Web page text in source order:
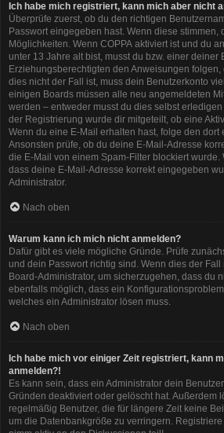
Ich habe mich registriert, kann mich aber nicht
Überprüfe zuerst, ob du den richtigen
Passwort eingegeben hast. Wenn diese stimmen,
Möglichkeiten. Wenn COPPA aktiviert ist und du
unter 13 Jahre alt bist, musst du bzw. einer deiner
Erziehungsberechtigten den Anweisungen
dies nicht der Fall ist, muss dein Benutzerkonto
einigen Boards müssen alle neu angemeldeten
werden – entweder musst du dies selbst
der Registrierung wurde dir mitgeteilt, ob eine
Wenn du eine E-Mail erhalten hast, folge den dort
Ansonsten prüfe, ob du deine E-Mail-Adresse
die E-Mail von einem Spam-Filter blockiert wurde.
dass deine E-Mail-Adresse korrekt eingegeben
Administrator.
Nach oben
Warum kann ich mich nicht anmelden?
Dafür gibt es viele mögliche Gründe. Prüfe
und dein Passwort richtig sind. Wenn dies der
Board-Administrator, um sicherzugehen, dass du
ebenfalls möglich, dass ein
welches ein Administrator lösen muss.
Nach oben
Ich habe mich vor einiger Zeit registriert, kann
anmelden?!
Es kann sein, dass ein Administrator dein
Gründen deaktiviert oder gelöscht hat. Außerdem
regelmäßig Benutzer, die für längere Zeit keine
um die Datenbankgröße zu verringern.